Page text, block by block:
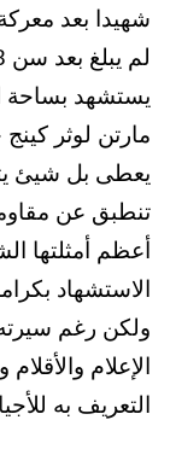
شهيدا بعد
يستشهد
مارتن لوثر
يعطى بل شيئ
تنطبق عن
أعظم أمثلتها
الاستشهاد
ولكن رغم سيرته
الإعلام
التعريف به